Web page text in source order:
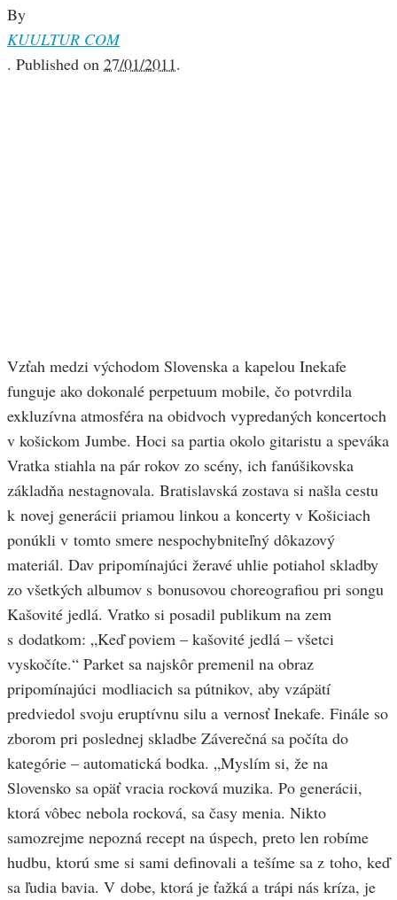
By
KUULTUR COM
. Published on 27/01/2011.
Vzťah medzi východom Slovenska a kapelou Inekafe
funguje ako dokonalé perpetuum mobile, čo potvrdila
exkluzívna atmosféra na obidvoch vypredaných koncertoch
v košickom Jumbe. Hoci sa partia okolo gitaristu a speváka
Vratka stiahla na pár rokov zo scény, ich fanúšikovska
základňa nestagnovala. Bratislavská zostava si našla cestu
k novej generácii priamou linkou a koncerty v Košiciach
ponúkli v tomto smere nespochybniteľný dôkazový
materiál. Dav pripomínajúci žeravé uhlie potiahol skladby
zo všetkých albumov s bonusovou choreografiou pri songu
Kašovité jedlá. Vratko si posadil publikum na zem
s dodatkom: „Keď poviem – kašovité jedlá – všetci
vyskočíte.“ Parket sa najskôr premenil na obraz
pripomínajúci modliacich sa pútnikov, aby vzápätí
predviedol svoju eruptívnu silu a vernosť Inekafe. Finále so
zborom pri poslednej skladbe Záverečná sa počíta do
kategórie – automatická bodka. „Myslím si, že na
Slovensko sa opäť vracia rocková muzika. Po generácii,
ktorá vôbec nebola rocková, sa časy menia. Nikto
samozrejme nepozná recept na úspech, preto len robíme
hudbu, ktorú sme si sami definovali a tešíme sa z toho, keď
sa ľudia bavia. V dobe, ktorá je ťažká a trápi nás kríza, je